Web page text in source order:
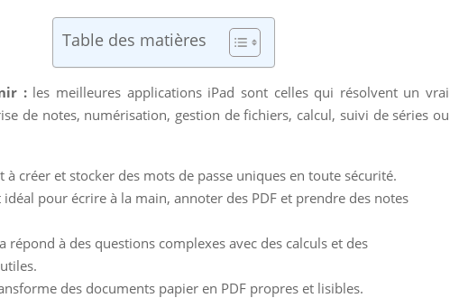
Table des matières
:les meilleures applications iPad sont celles qui résolvent un vrai
de notes, numérisation, gestion de fichiers, calcul, suivi de séries ou
à créer et stocker des mots de passe uniques en toute sécurité.
idéal pour écrire à la main, annoter des PDF et prendre des notes
à des questions complexes avec des calculs et des
des documents papier en PDF propres et lisibles.